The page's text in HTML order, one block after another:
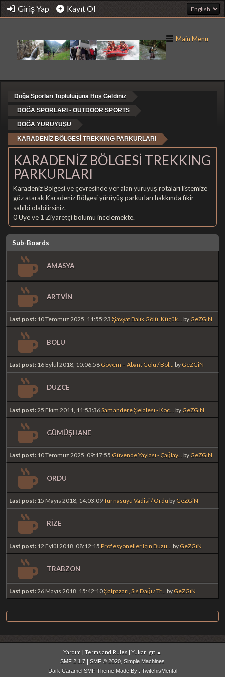
Giriş Yap Kayıt Ol
Main Menu
Doğa Sporları Topluluğuna Hoş Geldiniz
DOĞA SPORLARI - OUTDOOR SPORTS
DOĞA YÜRÜYÜŞÜ
KARADENİZ BÖLGESİ TREKKING PARKURLARI
KARADENİZ BÖLGESİ TREKKING
PARKURLARI
Karadeniz Bölgesi ve çevresinde yer alan yürüyüş rotaları listemize
göz atarak Karadeniz Bölgesi yürüyüş parkurları hakkında fikir
sahibi olabilirsiniz.
0 Üye ve 1 Ziyaretçi bölümü incelemekte.
Sub-Boards
AMASYA
ARTVİN
Last post: 10 Temmuz 2025, 11:55:23 Şavşat Balık Gölü, Küçük... by GeZGiN
BOLU
Last post: 16 Eylül 2018, 10:06:58 Gövem – Abant Gölü / Bol... by GeZGiN
DÜZCE
Last post:25 Ekim 2011, 11:53:36Samandere Şelalesi - Koc... by GeZGiN
GÜMÜŞHANE
Last post: 10 Temmuz 2025, 09:17:55 Güvende Yaylası - Çağlay... by GeZGiN
ORDU
Last post: 15 Mayıs 2018, 14:03:09Turnasuyu Vadisi / Ordu by GeZGiN
RİZE
Last post: 12 Eylül 2018, 08:12:15 Profesyoneller İçin Buzu... by GeZGiN
TRABZON
Last post:26 Mayıs 2018, 15:42:10Şalpazarı, Sis Dağı / Tr... by GeZGiN
Yardım | Terms and Rules | Yukarı git ▲
SMF 2.1.7 SMF © 2020, Simple Machines
Dark Caramel SMF Theme Made By : TwitchisMental